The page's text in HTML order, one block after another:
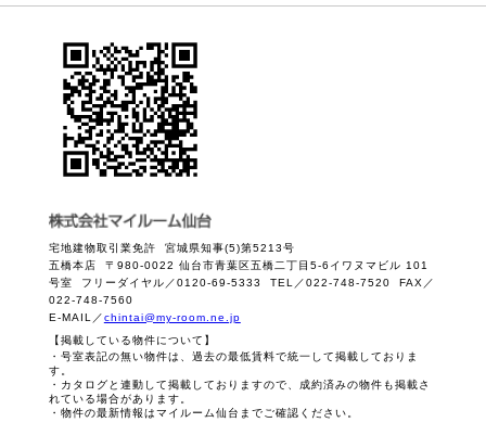
宅地建物取引業免許 宮城県知事(5)第5213号
五橋本店 〒980-0022 仙台市青葉区五橋二丁目5-6イワヌマビル 101
号室 フリーダイヤル／0120-69-5333 TEL／022-748-7520 FAX／
022-748-7560
E-MAIL／chintai@my-room.ne.jp
【掲載している物件について】
・号室表記の無い物件は、過去の最低賃料で統一して掲載しておりま
す。
・カタログと連動して掲載しておりますので、成約済みの物件も掲載さ
れている場合があります。
・物件の最新情報はマイルーム仙台までご確認ください。